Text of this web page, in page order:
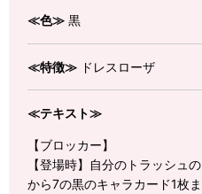
≪色≫ 黒
≪特徴≫ ドレスローザ
≪テキスト≫
【ブロッカー】
【登場時】自分のトラッシュ
から7の黒のキャラカード1枚